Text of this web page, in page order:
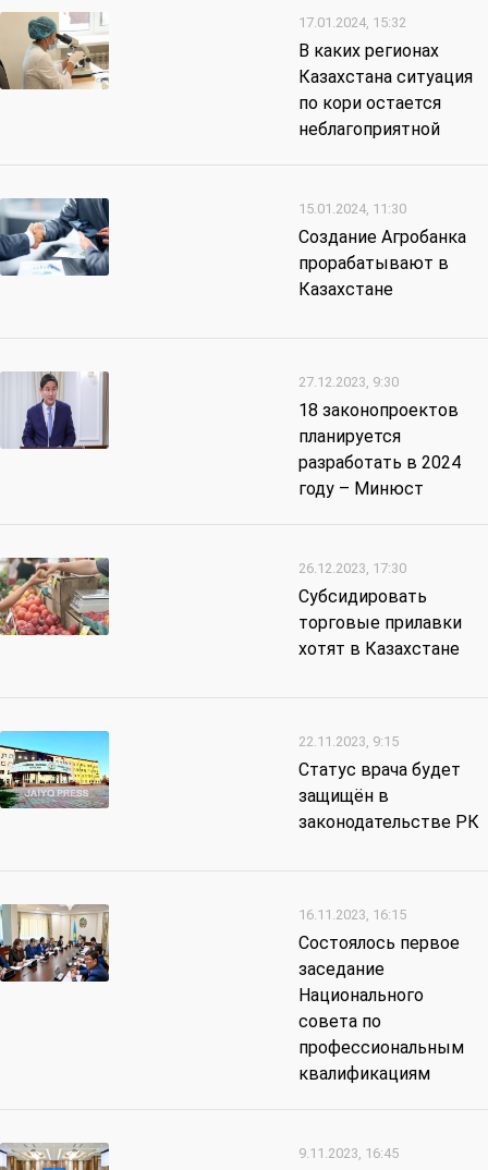
17.01.2024, 15:32
В каких регионах
Казахстана ситуация
по кори остается
неблагоприятной
15.01.2024, 11:30
Создание Агробанка
прорабатывают в
Казахстане
27.12.2023, 9:30
18 законопроектов
планируется
разработать в 2024
году – Минюст
26.12.2023, 17:30
Субсидировать
торговые прилавки
хотят в Казахстане
22.11.2023, 9:15
Статус врача будет
защищён в
законодательстве РК
16.11.2023, 16:15
Состоялось первое
заседание
Национального
совета по
профессиональным
квалификациям
9.11.2023, 16:45